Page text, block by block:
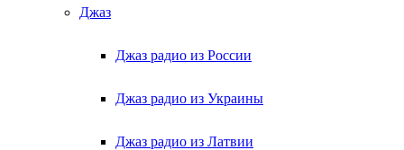
Джаз
Джаз радио из России
Джаз радио из Украины
Джаз радио из Латвии